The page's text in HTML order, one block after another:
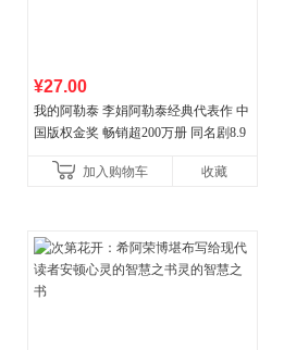
¥27.00
我的阿勒泰 李娟阿勒泰经典代表作 中
国版权金奖 畅销超200万册 同名剧8.9
加入购物车
收藏